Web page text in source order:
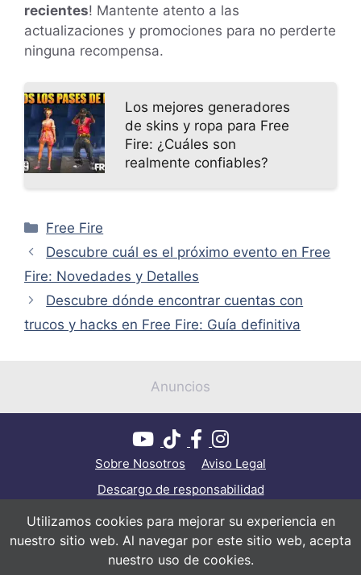
recientes! Mantente atento a las
actualizaciones y promociones para no perderte
ninguna recompensa.
Los mejores generadores
de skins y ropa para Free
Fire: ¿Cuáles son
realmente confiables?
Categorías
Free Fire
Descubre cuál es el próximo evento en Free
Fire: Novedades y Detalles
Descubre dónde encontrar cuentas con
trucos y hacks en Free Fire: Guía definitiva
Anuncios
Sobre Nosotros
Aviso Legal
Descargo de responsabilidad
Política de privacidad
Política de cookies
Contacto
© Todos los derechos reservados 2026
Utilizamos cookies para mejorar su experiencia en
nuestro sitio web. Al navegar por este sitio web, acepta
nuestro uso de cookies.